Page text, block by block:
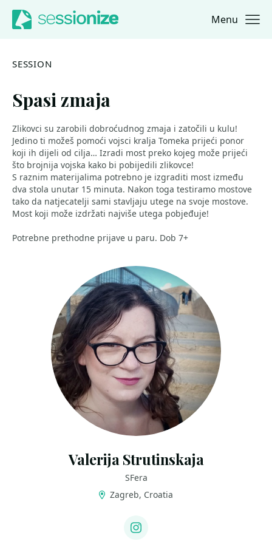
Jump to navigation
Jump to content Menu
SESSION
Spasi zmaja
Zlikovci su zarobili dobroćudnog zmaja i zatočili u kulu!
Jedino ti možeš pomoći vojsci kralja Tomeka prijeći ponor
koji ih dijeli od cilja… Izradi most preko kojeg može prijeći
što brojnija vojska kako bi pobijedili zlikovce!
S raznim materijalima potrebno je izgraditi most između
dva stola unutar 15 minuta. Nakon toga testiramo mostove
tako da natjecatelji sami stavljaju utege na svoje mostove.
Most koji može izdržati najviše utega pobjeđuje!
Potrebne prethodne prijave u paru. Dob 7+
Valerija Strutinskaja
SFera
Zagreb, Croatia
Instagram